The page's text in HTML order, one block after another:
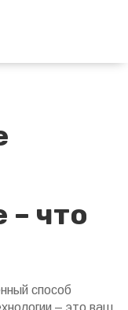
– что
способ
– это ваш